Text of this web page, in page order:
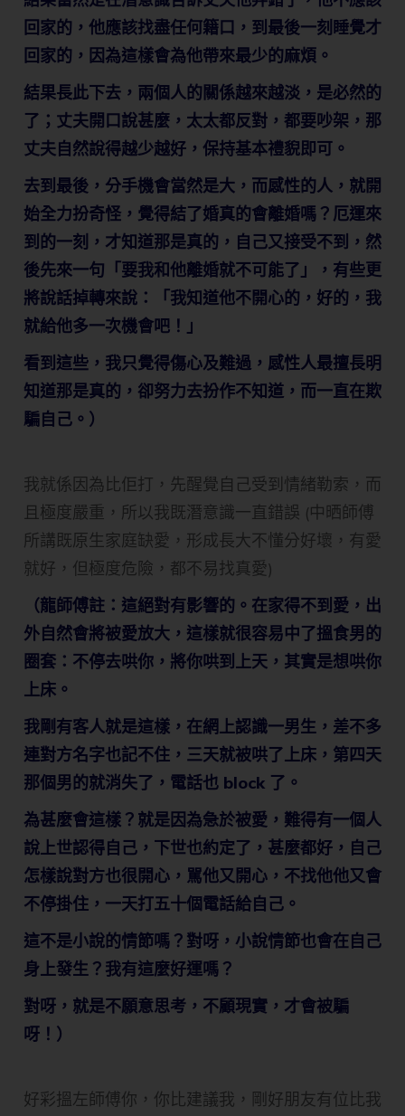
回家的，他應該找盡任何籍口，到最後一刻睡覺才
回家的，因為這樣會為他帶來最少的麻煩。
結果長此下去，兩個人的關係越來越淡，是必然的
了；丈夫開口說甚麼，太太都反對，都要吵架，那
丈夫自然說得越少越好，保持基本禮貎即可。
去到最後，分手機會當然是大，而感性的人，就開
始全力扮奇怪，覺得結了婚真的會離婚嗎？厄運來
到的一刻，才知道那是真的，自己又接受不到，然
後先來一句「要我和他離婚就不可能了」，有些更
將說話掉轉來說：「我知道他不開心的，好的，我
就給他多一次機會吧！」
看到這些，我只覺得傷心及難過，感性人最擅長明
知道那是真的，卻努力去扮作不知道，而一直在欺
騙自己。）
我就係因為比佢打，先醒覺自己受到情緒勒索，而
且極度嚴重，所以我既潛意識一直錯誤 (中晒師傅
所講既原生家庭缺愛，形成長大不懂分好壞，有愛
就好，但極度危險，都不易找真愛)
（龍師傅註：這絕對有影響的。在家得不到愛，出
外自然會將被愛放大，這樣就很容易中了搵食男的
圈套：不停去哄你，將你哄到上天，其實是想哄你
上床。
我剛有客人就是這樣，在網上認識一男生，差不多
連對方名字也記不住，三天就被哄了上床，第四天
那個男的就消失了，電話也 block 了。
為甚麼會這樣？就是因為急於被愛，難得有一個人
說上世認得自己，下世也約定了，甚麼都好，自己
怎樣說對方也很開心，駡他又開心，不找他他又會
不停掛住，一天打五十個電話給自己。
這不是小說的情節嗎？對呀，小說情節也會在自己
身上發生？我有這麼好運嗎？
對呀，就是不願意思考，不顧現實，才會被騙
呀！）
好彩搵左師傅你，你比建議我，剛好朋友有位比我